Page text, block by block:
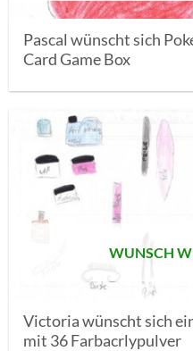
Pascal wünscht sich
Card Game Box
WUNSCH
Victoria wünscht sich
mit 36 Farbacrlypulver